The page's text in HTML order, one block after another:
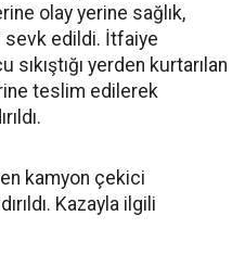
olay yerine sağlık,
sevk edildi. İtfaiye
yerden kurtarılan
teslim edilerek
kamyon çekici
Kazayla ilgili